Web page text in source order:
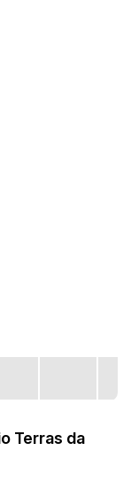
Terras da